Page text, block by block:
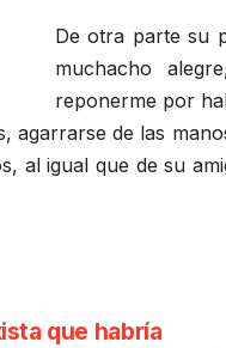
De otra parte su
muchacho
reponerme por
agarrarse de las
al igual que de su
que habría